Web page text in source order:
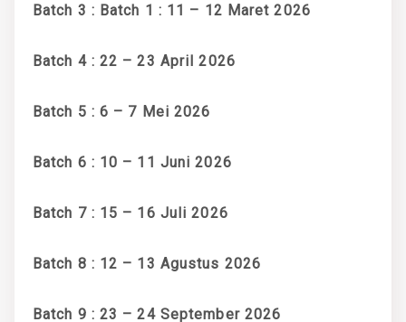
Batch 3 : Batch 1 : 11 – 12 Maret 2026
Batch 4 : 22 – 23 April 2026
Batch 5 : 6 – 7 Mei 2026
Batch 6 : 10 – 11 Juni 2026
Batch 7 : 15 – 16 Juli 2026
Batch 8 : 12 – 13 Agustus 2026
Batch 9 : 23 – 24 September 2026